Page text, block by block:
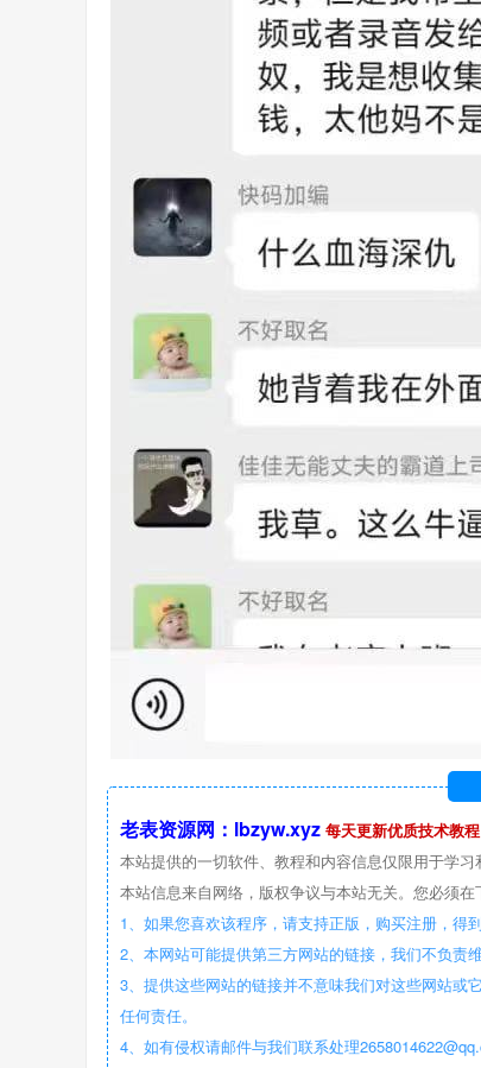
老表资源网：lbzyw.xyz 每天更新优质技术教
本站提供的一切软件、教程和内容信息仅限用于学
本站信息来自网络，版权争议与本站无关。您必须
1、如果您喜欢该程序，请支持正版，购买注册，得
2、本网站可能提供第三方网站的链接，我们不负责
3、提供这些网站的链接并不意味我们对这些网站或
任何责任。
4、如有侵权请邮件与我们联系处理